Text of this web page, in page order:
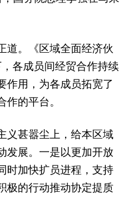
道。《区域全面经济伙
各成员间经贸合作持续
作用，为各成员拓宽了
的平台。
义甚嚣尘上，给本区域
发展。一是以更加开放
时加快扩员进程，支持
极的行动推动协定提质